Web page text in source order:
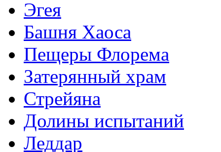
Эгея
Башня Хаоса
Пещеры Флорема
Затерянный храм
Стрейяна
Долины испытаний
Леддар